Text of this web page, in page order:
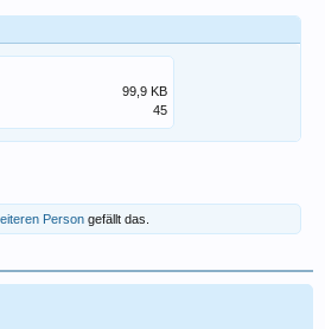
99,9 KB
45
Person gefällt das.